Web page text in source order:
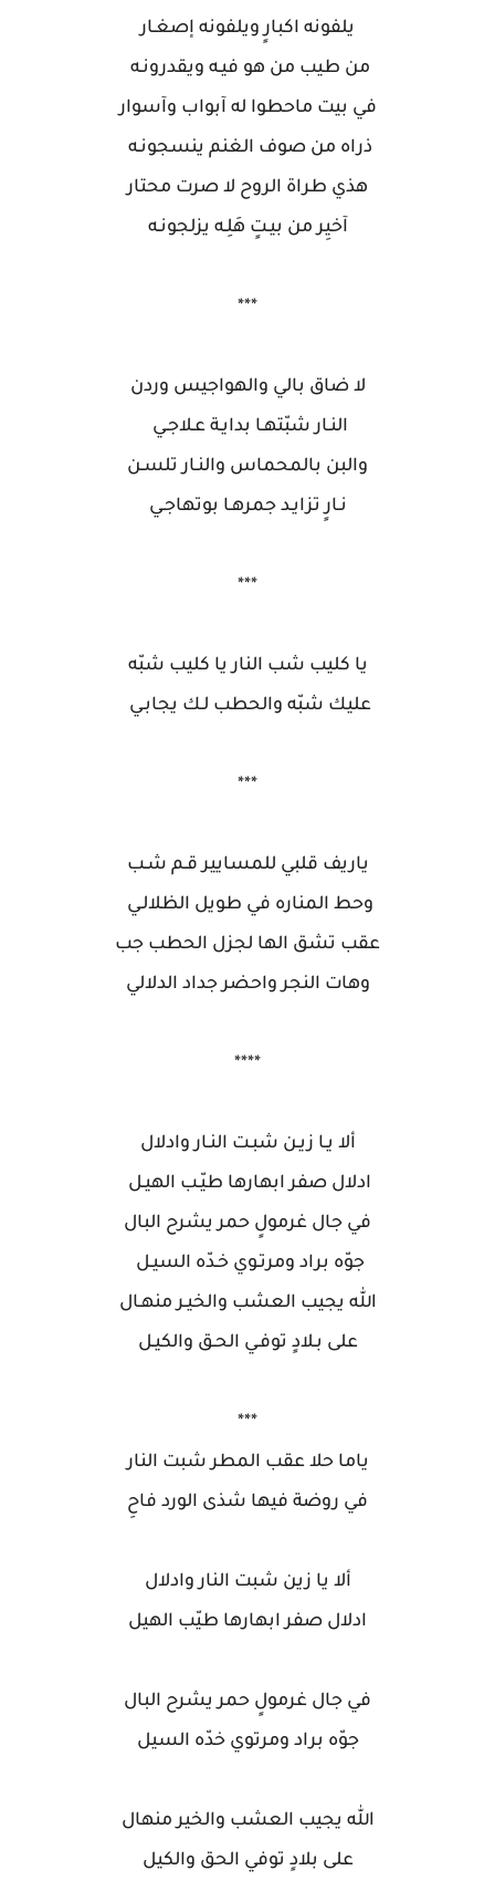
يلفونه اكبارٍ ويلفونه إصغـار
من طيب من هو فيـه ويقدرونـه
في بيت ماحطوا له آبواب وآسوار
ذراه من صوف الغنم ينسجونـه
هذي طراة الروح لا صرت محتار
آخيِر من بيـتٍ هَلِـه يزلجونـه
***
لا ضاق بالي والهواجيس وردن
النـار شبّتهـا بدايـة عـلاجـي
والبن بالمحماس والنـار تلسـن
نـارٍ تزايـد جمرهـا بوتهاجـي
***
يا كليب شب النار يا كليب شبّه
عليك شبّه والحطب لـك يجابـي
***
ياريف قلبي للمسايير قـم شـب
وحط المناره في طويل الظلالـي
عقب تشق الها لجزل الحطب جب
وهات النجر واحضر جداد الدلالي
****
ألا يـا زيـن شبـت النـار وادلال
ادلال صفر ابهارها طيّـب الهيـل
في جال غرمولٍ حمر يشرح البال
جوّه براد ومرتـوي خـدّه السيـل
الله يجيب العشب والخيـر منهـال
على بـلادٍ توفـي الحـق والكيـل
***
ياما حلا عقب المطر شبت النار
في روضة فيها شذى الورد فاحِ
ألا يا زين شبت النار وادلال
ادلال صفر ابهارها طيّب الهيل
في جال غرمولٍ حمر يشرح البال
جوّه براد ومرتوي خدّه السيل
الله يجيب العشب والخير منهال
على بلادٍ توفي الحق والكيل